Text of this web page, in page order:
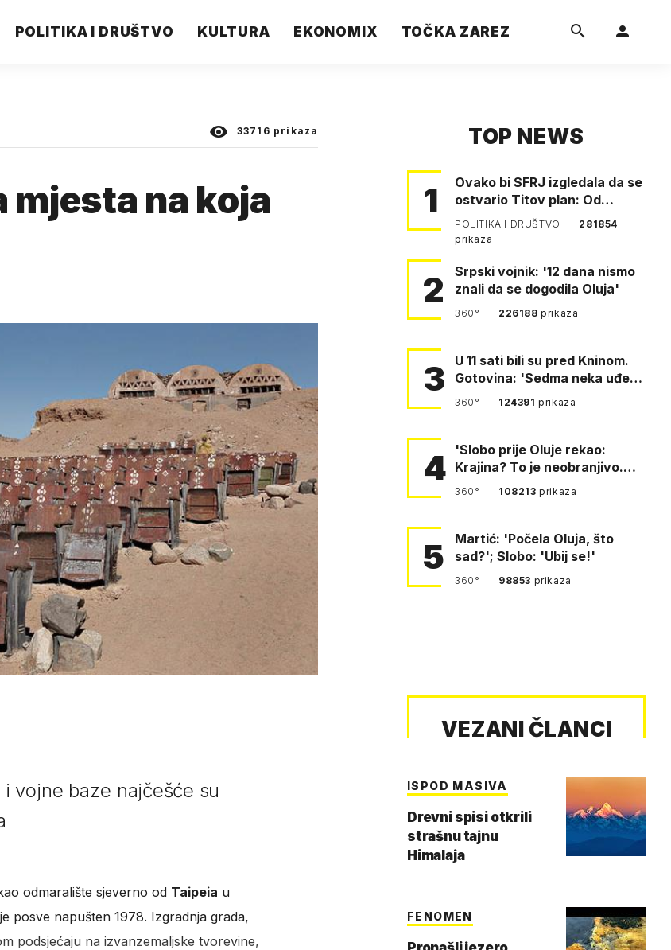
POLITIKA I DRUŠTVO KULTURA EKONOMIX TOČKA ZAREZ
33716 prikaza
na koja
vojne baze najčešće su
odmaralište sjeverno od Taipeia u
posve napušten 1978. Izgradnja grada,
podsjećaju na izvanzemaljske tvorevine,
TOP NEWS
1
Ovako bi SFRJ izgledala da se
ostvario Titov plan: Od
Klagenfurta do Istanbula!
POLITIKA I DRUŠTVO
281854
prikaza
2
Srpski vojnik: '12 dana nismo
znali da se dogodila Oluja'
360° 226188prikaza
3
U 11 sati bili su pred Kninom.
Gotovina: 'Sedma neka uđe,
4. gardijska neka g…
360° 124391prikaza
4
'Slobo prije Oluje rekao:
Krajina? To je neobranjivo.
Tuđmana zvao Krivousti'
360° 108213prikaza
5
Martić: 'Počela Oluja, što
sad?'; Slobo: 'Ubij se!'
360° 98853 prikaza
VEZANI ČLANCI
ISPOD MASIVA
Drevni spisi otkrili
strašnu tajnu
Himalaja
FENOMEN